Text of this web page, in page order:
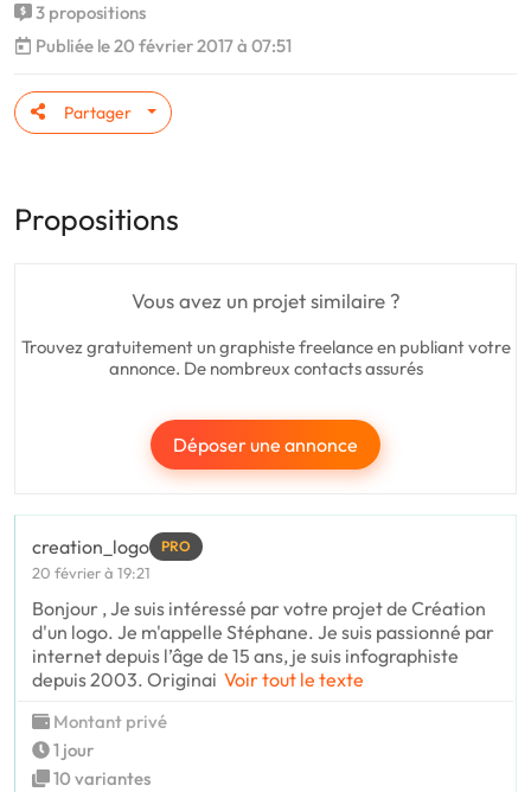
3 propositions
Publiée le 20 février 2017 à 07:51
Partager
Propositions
Vous avez un projet similaire ?
Trouvez gratuitement un graphiste freelance en publiant votre
annonce. De nombreux contacts assurés
Déposer une annonce
creation_logo PRO
20 février à 19:21
Bonjour , Je suis intéressé par votre projet de Création
d'un logo. Je m'appelle Stéphane. Je suis passionné par
internet depuis l’âge de 15 ans, je suis infographiste
depuis 2003. Originai Voir tout le texte
Montant privé
1 jour
10 variantes